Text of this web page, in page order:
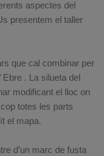
aspectes del
presentem el taller
que cal combinar per
Ebre . La silueta del
modificant el lloc on
totes les parts
el mapa.
d’un marc de fusta